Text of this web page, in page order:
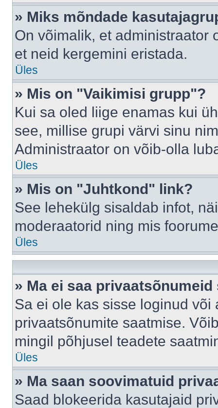
» Miks mõndade
On võimalik, et administraator
et neid kergemini eristada.
Üles
» Mis on "Vaikimisi grupp"?
Kui sa oled liige enamas kui
see, millise grupi värvi sinu
Administraator on võib-olla
Üles
» Mis on "Juhtkond" link?
See lehekülg sisaldab infot,
moderaatorid ning mis
Üles
» Ma ei saa privaatsõnumeid
Sa ei ole kas sisse loginud
privaatsõnumite saatmise.
mingil põhjusel teadete
Üles
» Ma saan soovimatuid
Saad blokeerida kasutajaid